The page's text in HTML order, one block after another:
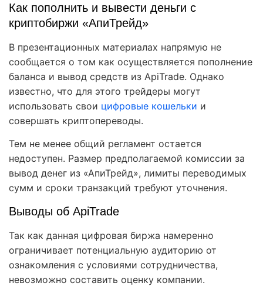
Как пополнить и вывести деньги с
криптобиржи «АпиТрейд»
В презентационных материалах напрямую не
сообщается о том как осуществляется пополнение
баланса и вывод средств из ApiTrade. Однако
известно, что для этого трейдеры могут
использовать свои цифровые кошельки и
совершать криптопереводы.
Тем не менее общий регламент остается
недоступен. Размер предполагаемой комиссии за
вывод денег из «АпиТрейд», лимиты переводимых
сумм и сроки транзакций требуют уточнения.
Выводы об ApiTrade
Так как данная цифровая биржа намеренно
ограничивает потенциальную аудиторию от
ознакомления с условиями сотрудничества,
невозможно составить оценку компании.